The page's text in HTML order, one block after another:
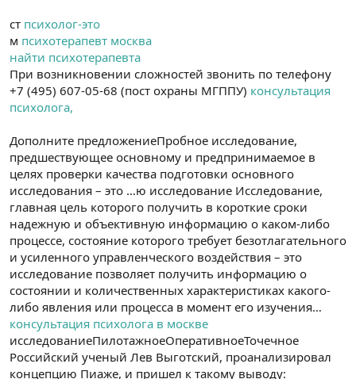
ст психолог-это
м психотерапевт москва
найти психотерапевта
При возникновении сложностей звонить по телефону
+7 (495) 607-05-68 (пост охраны МГППУ) консультация
психолога,
Дополните предложениеПробное исследование,
предшествующее основному и предпринимаемое в
целях проверки качества подготовки основного
исследования – это …ю исследование Исследование,
главная цель которого получить в короткие сроки
надежную и объективную информацию о каком-либо
процессе, состояние которого требует безотлагательного
и усиленного управленческого воздействия – это
исследование позволяет получить информацию о
состоянии и количественных характеристиках какого-
либо явления или процесса в момент его изучения…
консультация психолога в москве
исследованиеПилотажноеОперативноеТочечное
Российский ученый Лев Выготский, проанализировал
концепцию Пиаже, и пришел к такому выводу: